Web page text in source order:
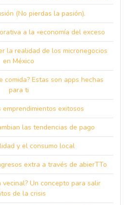
(No pierdas la pasión).
a la «economía del exceso
la realidad de los micronegocios
en México
comida? Estas son apps hechas
para ti
emprendimientos exitosos
las tendencias de pago
y el consumo local
extra a través de abierTTo
vecinal? Un concepto para salir
de la crisis